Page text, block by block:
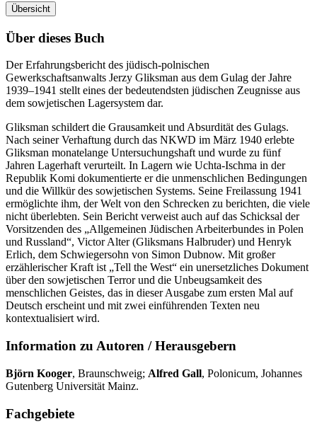
Übersicht
Über dieses Buch
Der Erfahrungsbericht des jüdisch-polnischen
Gewerkschaftsanwalts Jerzy Gliksman aus dem Gulag der Jahre
1939–1941 stellt eines der bedeutendsten jüdischen Zeugnisse aus
dem sowjetischen Lagersystem dar.
Gliksman schildert die Grausamkeit und Absurdität des Gulags.
Nach seiner Verhaftung durch das NKWD im März 1940 erlebte
Gliksman monatelange Untersuchungshaft und wurde zu fünf
Jahren Lagerhaft verurteilt. In Lagern wie Uchta-Ischma in der
Republik Komi dokumentierte er die unmenschlichen Bedingungen
und die Willkür des sowjetischen Systems. Seine Freilassung 1941
ermöglichte ihm, der Welt von den Schrecken zu berichten, die viele
nicht überlebten. Sein Bericht verweist auch auf das Schicksal der
Vorsitzenden des „Allgemeinen Jüdischen Arbeiterbundes in Polen
und Russland“, Victor Alter (Gliksmans Halbruder) und Henryk
Erlich, dem Schwiegersohn von Simon Dubnow. Mit großer
erzählerischer Kraft ist „Tell the West“ ein unersetzliches Dokument
über den sowjetischen Terror und die Unbeugsamkeit des
menschlichen Geistes, das in dieser Ausgabe zum ersten Mal auf
Deutsch erscheint und mit zwei einführenden Texten neu
kontextualisiert wird.
Information zu Autoren / Herausgebern
Björn Kooger, Braunschweig; Alfred Gall, Polonicum, Johannes
Gutenberg Universität Mainz.
Fachgebiete